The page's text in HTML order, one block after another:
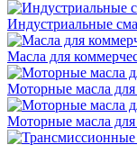
Индустриальные
Масла для
Моторные масла
Моторные масла